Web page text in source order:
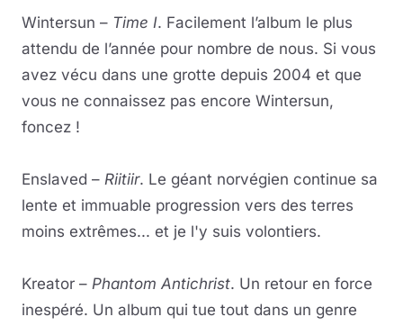
Wintersun – Time I. Facilement l’album le plus
attendu de l’année pour nombre de nous. Si vous
avez vécu dans une grotte depuis 2004 et que
vous ne connaissez pas encore Wintersun,
foncez !
Enslaved – Riitiir. Le géant norvégien continue sa
lente et immuable progression vers des terres
moins extrêmes... et je l'y suis volontiers.
Kreator – Phantom Antichrist. Un retour en force
inespéré. Un album qui tue tout dans un genre